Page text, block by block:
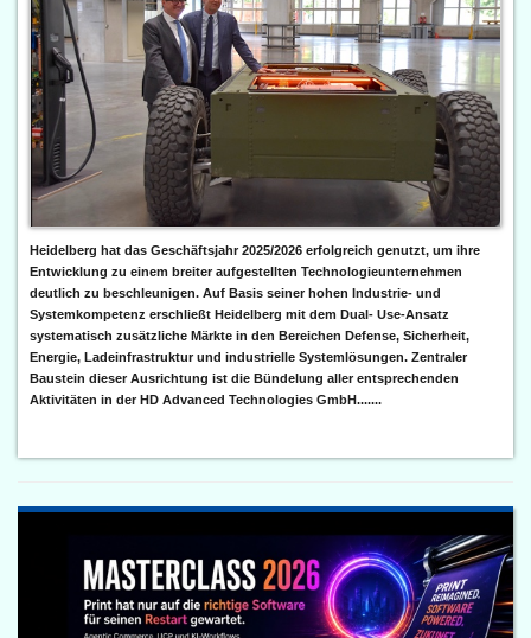
Heidelberg hat das Geschäftsjahr 2025/2026 erfolgreich genutzt, um ihre
Entwicklung zu einem breiter aufgestellten Technologieunternehmen
deutlich zu beschleunigen. Auf Basis seiner hohen Industrie- und
Systemkompetenz erschließt Heidelberg mit dem Dual- Use-Ansatz
systematisch zusätzliche Märkte in den Bereichen Defense, Sicherheit,
Energie, Ladeinfrastruktur und industrielle Systemlösungen. Zentraler
Baustein dieser Ausrichtung ist die Bündelung aller entsprechenden
Aktivitäten in der HD Advanced Technologies GmbH.......